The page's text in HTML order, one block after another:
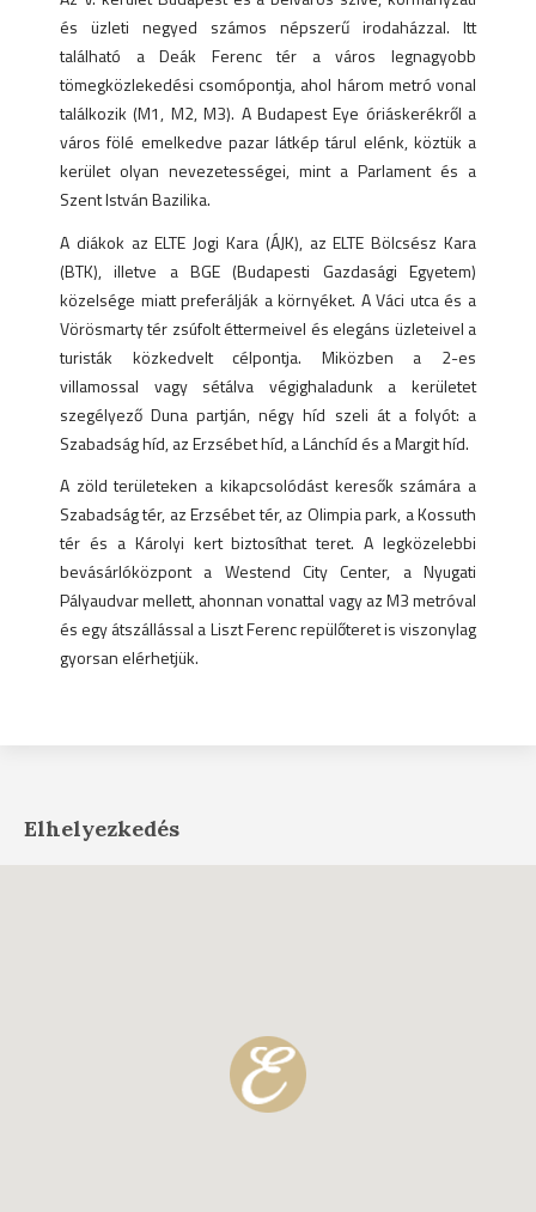
és üzleti negyed számos népszerű irodaházzal. Itt
található a Deák Ferenc tér a város legnagyobb
tömegközlekedési csomópontja, ahol három metró vonal
találkozik (M1, M2, M3). A Budapest Eye óriáskerékről a
város fölé emelkedve pazar látkép tárul elénk, köztük a
kerület olyan nevezetességei, mint a Parlament és a
Szent István Bazilika.
A diákok az ELTE Jogi Kara (ÁJK), az ELTE Bölcsész Kara
(BTK), illetve a BGE (Budapesti Gazdasági Egyetem)
közelsége miatt preferálják a környéket. A Váci utca és a
Vörösmarty tér zsúfolt éttermeivel és elegáns üzleteivel a
turisták közkedvelt célpontja. Miközben a 2-es
villamossal vagy sétálva végighaladunk a kerületet
szegélyező Duna partján, négy híd szeli át a folyót: a
Szabadság híd, az Erzsébet híd, a Lánchíd és a Margit híd.
A zöld területeken a kikapcsolódást keresők számára a
Szabadság tér, az Erzsébet tér, az Olimpia park, a Kossuth
tér és a Károlyi kert biztosíthat teret. A legközelebbi
bevásárlóközpont a Westend City Center, a Nyugati
Pályaudvar mellett, ahonnan vonattal vagy az M3 metróval
és egy átszállással a Liszt Ferenc repülőteret is viszonylag
gyorsan elérhetjük.
Elhelyezkedés